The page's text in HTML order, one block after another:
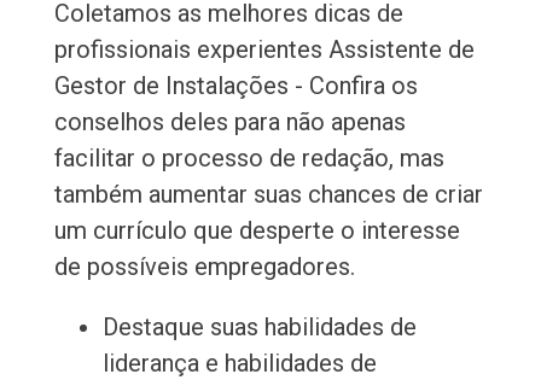
Coletamos as melhores dicas de
profissionais experientes Assistente de
Gestor de Instalações - Confira os
conselhos deles para não apenas
facilitar o processo de redação, mas
também aumentar suas chances de criar
um currículo que desperte o interesse
de possíveis empregadores.
Destaque suas habilidades de
liderança e habilidades de